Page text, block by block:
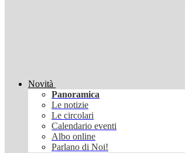
Novità
Panoramica
Le notizie
Le circolari
Calendario eventi
Albo online
Parlano di Noi!